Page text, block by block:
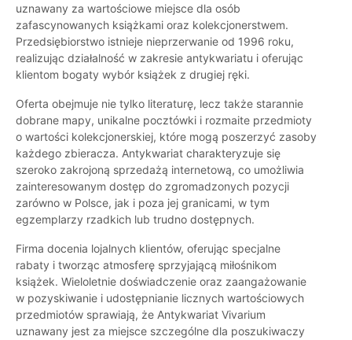
uznawany za wartościowe miejsce dla osób
zafascynowanych książkami oraz kolekcjonerstwem.
Przedsiębiorstwo istnieje nieprzerwanie od 1996 roku,
realizując działalność w zakresie antykwariatu i oferując
klientom bogaty wybór książek z drugiej ręki.
Oferta obejmuje nie tylko literaturę, lecz także starannie
dobrane mapy, unikalne pocztówki i rozmaite przedmioty
o wartości kolekcjonerskiej, które mogą poszerzyć zasoby
każdego zbieracza. Antykwariat charakteryzuje się
szeroko zakrojoną sprzedażą internetową, co umożliwia
zainteresowanym dostęp do zgromadzonych pozycji
zarówno w Polsce, jak i poza jej granicami, w tym
egzemplarzy rzadkich lub trudno dostępnych.
Firma docenia lojalnych klientów, oferując specjalne
rabaty i tworząc atmosferę sprzyjającą miłośnikom
książek. Wieloletnie doświadczenie oraz zaangażowanie
w pozyskiwanie i udostępnianie licznych wartościowych
przedmiotów sprawiają, że Antykwariat Vivarium
uznawany jest za miejsce szczególne dla poszukiwaczy